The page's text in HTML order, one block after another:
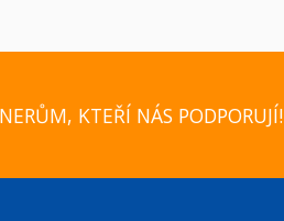
KTEŘÍ NÁS PODPORUJÍ!